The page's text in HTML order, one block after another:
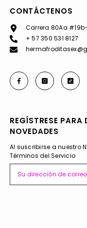
CONTÁCTENOS
Carrera 80Aa
+ 57 350 531 8127
REGÍSTRESE PARA
NOVEDADES
Al suscribirse a nuestro
Términos del Servicio